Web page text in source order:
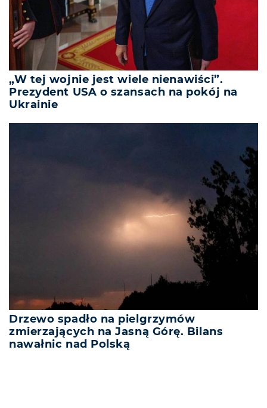
„W tej wojnie jest wiele nienawiści”.
Prezydent USA o szansach na pokój na
Ukrainie
Drzewo spadło na pielgrzymów
zmierzających na Jasną Górę. Bilans
nawałnic nad Polską